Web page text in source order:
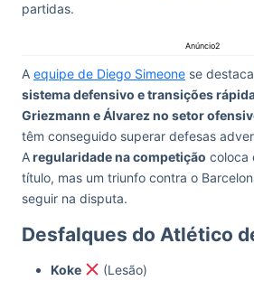
partidas.
Anúncio2
A equipe de Diego Simeone se
sistema defensivo e transições
Griezmann e Álvarez no setor
têm conseguido superar defesas
Aregularidade na competição coloca
título, mas um triunfo contra o
seguir na disputa.
Desfalques do Atlético
Koke (Lesão)